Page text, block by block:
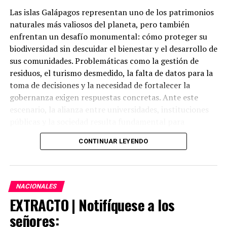
Las islas Galápagos representan uno de los patrimonios
naturales más valiosos del planeta, pero también
enfrentan un desafío monumental: cómo proteger su
biodiversidad sin descuidar el bienestar y el desarrollo de
sus comunidades. Problemáticas como la gestión de
residuos, el turismo desmedido, la falta de datos para la
toma de decisiones y la necesidad de fortalecer la
gobernanza exigen respuestas concretas. Ante este
escenario, la alianza entre universidades, instituciones
construir soluciones sostenibles y de largo plazo.
trascender las aulas y convertirse en un motor de
cambio. Con ese propósito, la Universidad Técnica
Particular de Loja (UTPL) presentó, el 30 de julio, en
Quito, la segunda edición delSummer School
Galápagos 2027: Co-creando el modelo de gestión
CONTINUAR LEYENDO
NACIONALES
EXTRACTO | Notifíquese a los
señores: